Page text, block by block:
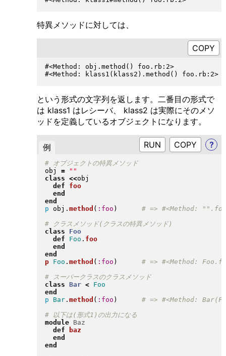
特異メソッドに対しては、
#<Method: obj.method() foo.rb:2>
という形式の文字列を返します。二番目の形式で
は klass1 はレシーバ、 klass2 は実際にそのメソ
ッドを定義しているオブジェクトになります。
例 RUN ?
# オブジェクトの特異メソッド
obj = " "
class <<obj
def
foo
end
end
p obj . method ( :foo )
class
Foo
def
Foo . foo
end
end
p
Foo . method ( :foo )
# スーパークラスのクラスメソッド
class Bar <
Foo
end
p
Bar. method ( :foo )
module
Baz
def
baz
end
end